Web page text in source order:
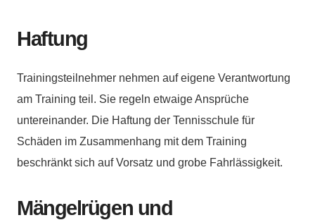
Haftung
Trainingsteilnehmer nehmen auf eigene Verantwortung
am Training teil. Sie regeln etwaige Ansprüche
untereinander. Die Haftung der Tennisschule für
Schäden im Zusammenhang mit dem Training
beschränkt sich auf Vorsatz und grobe Fahrlässigkeit.
Mängelrügen und